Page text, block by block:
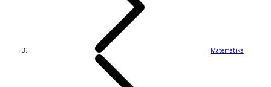
Matematika